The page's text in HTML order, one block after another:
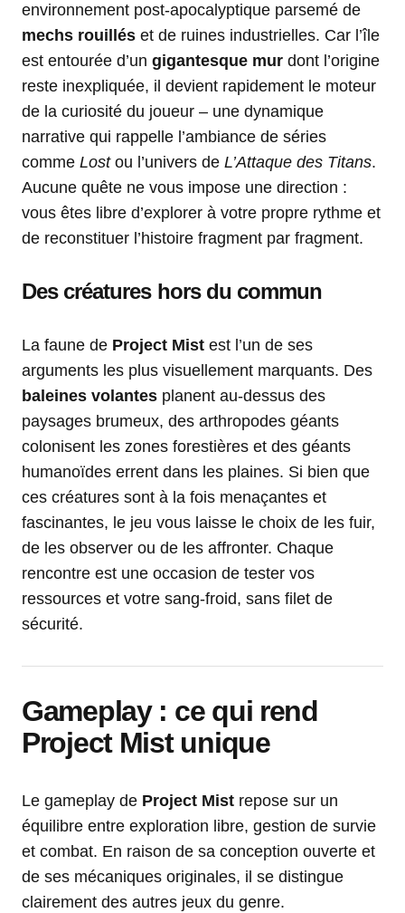
environnement post-apocalyptique parsemé de
mechs rouillés et de ruines industrielles. Car l’île
est entourée d’un gigantesque mur dont l’origine
reste inexpliquée, il devient rapidement le moteur
de la curiosité du joueur – une dynamique
narrative qui rappelle l’ambiance de séries
comme Lostou l’univers de L’Attaque des Titans.
Aucune quête ne vous impose une direction :
vous êtes libre d’explorer à votre propre rythme et
de reconstituer l’histoire fragment par fragment.
Des créatures hors du commun
La faune de Project Mist est l’un de ses
arguments les plus visuellement marquants. Des
baleines volantes planent au-dessus des
paysages brumeux, des arthropodes géants
colonisent les zones forestières et des géants
humanoïdes errent dans les plaines. Si bien que
ces créatures sont à la fois menaçantes et
fascinantes, le jeu vous laisse le choix de les fuir,
de les observer ou de les affronter. Chaque
rencontre est une occasion de tester vos
ressources et votre sang-froid, sans filet de
sécurité.
Gameplay : ce qui rend
Project Mist unique
Le gameplay de Project Mist repose sur un
équilibre entre exploration libre, gestion de survie
et combat. En raison de sa conception ouverte et
de ses mécaniques originales, il se distingue
clairement des autres jeux du genre.